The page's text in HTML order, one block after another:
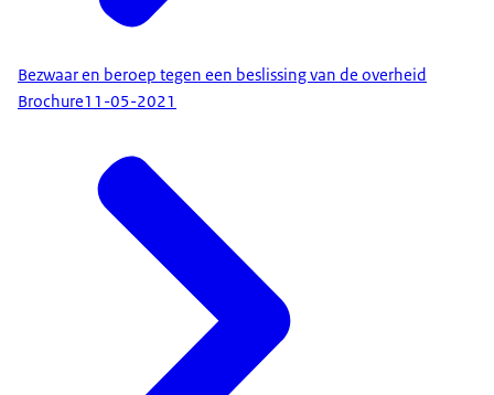
Bezwaar en beroep tegen een beslissing van de overheid
Brochure11-05-2021